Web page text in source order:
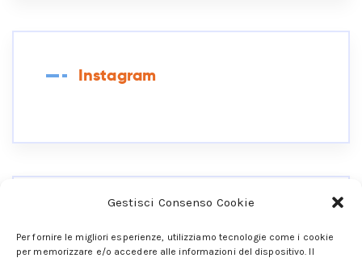
Gestisci Consenso Cookie
Per fornire le migliori esperienze, utilizziamo tecnologie come i cookie
per memorizzare e/o accedere alle informazioni del dispositivo. Il
Instagram